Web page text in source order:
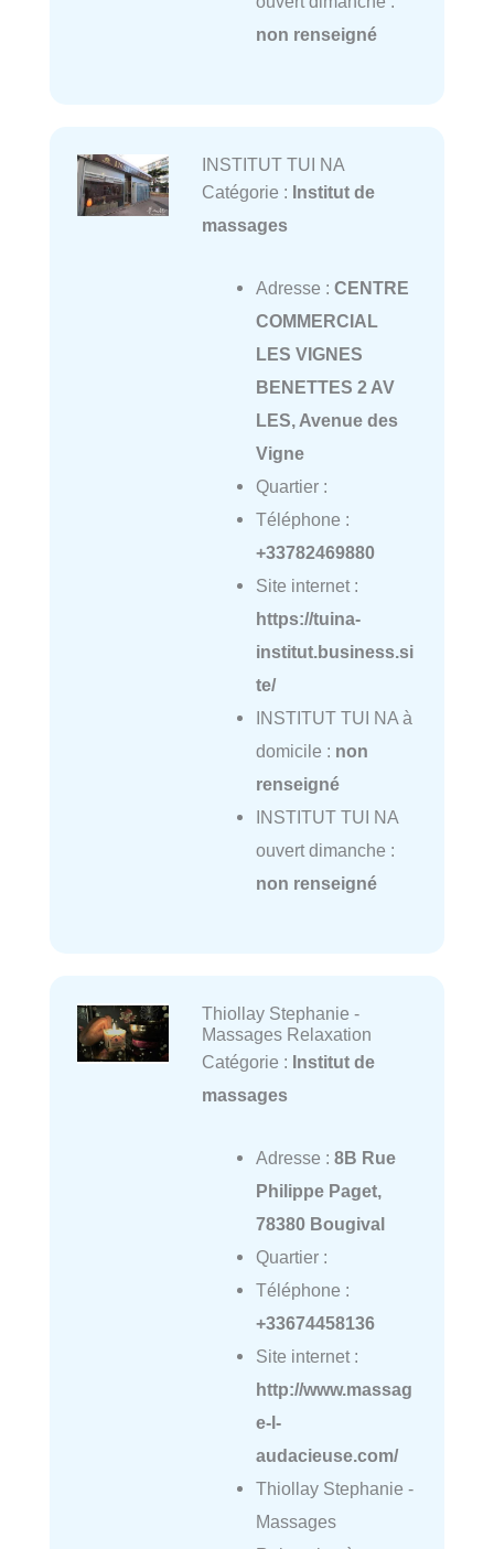
non renseigné
INSTITUT TUI NA
Catégorie : Institut de
massages
Adresse : CENTRE
COMMERCIAL
LES VIGNES
BENETTES 2 AV
LES, Avenue des
Vigne
Quartier :
Téléphone :
+33782469880
Site internet :
https://tuina-
institut.business.si
te/
INSTITUT TUI NA à
domicile : non
renseigné
INSTITUT TUI NA
ouvert dimanche :
non renseigné
Thiollay Stephanie -
Massages Relaxation
Catégorie : Institut de
massages
Adresse : 8B Rue
Philippe Paget,
78380 Bougival
Quartier :
Téléphone :
+33674458136
Site internet :
http://www.massag
e-l-
audacieuse.com/
Thiollay Stephanie -
Massages